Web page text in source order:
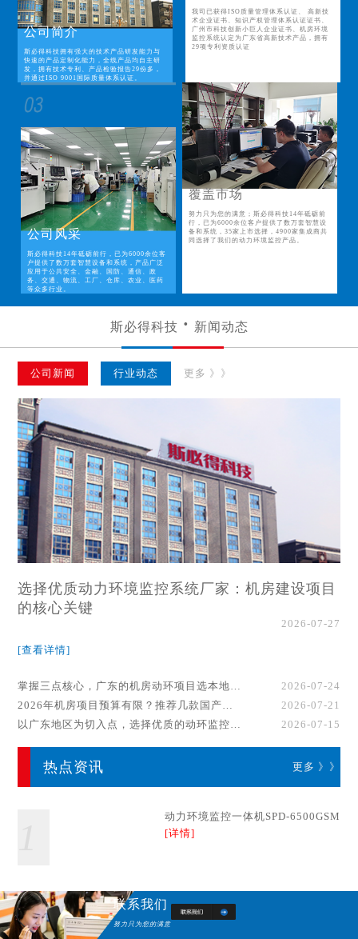
公司简介
斯必得科技拥有强大的技术产品研发能力与
快速的产品定制化能力，全线产品均自主研
发，拥有技术专利、产品检验报告29份多，
并通过ISO 9001国际质量体系认证。
我司已获得ISO质量管理体系认证、 高新技
术企业证书、知识产权管理体系认证证书、
广州市科技创新小巨人企业证书、机房环境
监控系统认定为广东省高新技术产品，拥有
29项专利资质认证
公司风采
斯必得科技14年砥砺前行，已为6000余位客
户提供了数万套智慧设备和系统，产品广泛
应用于公共安全、金融、国防、通信、政
务、交通、物流、工厂、仓库、农业、医药
等众多行业。
覆盖市场
努力只为您的满意；斯必得科技14年砥砺前
行，已为6000余位客户提供了数万套智慧设
备和系统，35家上市选择，4900家集成商共
同选择了我们的动力环境监控产品。
斯必得科技 新闻动态
公司新闻 行业动态 更多 》》
选择优质动力环境监控系统厂家：机房建设项目
的核心关键
2026-07-27
[查看详情]
掌握三点核心，广东的机房动环项目选本地厂家事半功倍！
2026-07-24
2026年机房项目预算有限？推荐几款国产动环监控系统品牌
2026-07-21
以广东地区为切入点，选择优质的动环监控系统厂家
2026-07-15
热点资讯 更多 》》
动力环境监控一体机SPD-6500GSM
[详情]
联系我们
努力只为您的满意